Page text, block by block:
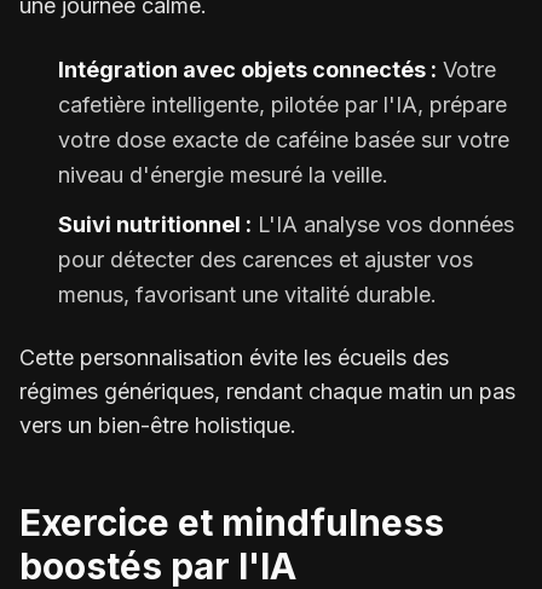
une journée calme.
Intégration avec objets connectés : Votre
cafetière intelligente, pilotée par l'IA, prépare
votre dose exacte de caféine basée sur votre
niveau d'énergie mesuré la veille.
Suivi nutritionnel : L'IA analyse vos données
pour détecter des carences et ajuster vos
menus, favorisant une vitalité durable.
Cette personnalisation évite les écueils des
régimes génériques, rendant chaque matin un pas
vers un bien-être holistique.
Exercice et mindfulness
boostés par l'IA